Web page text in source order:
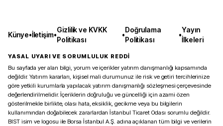
Künye•İletişim•
Gizlilik ve KVKK
Politikası
•
Doğrulama
Politikası
•
Yayın
İlkeleri
YASAL UYARI VE SORUMLULUK REDDİ
Bu sayfada yer alan bilgi, yorum ve içerikler yatırım danışmanlığı kapsamında
değildir. Yatırım kararları, kişisel mali durumunuz ile risk ve getiri tercihlerinize
göre yetkili kurumlarla yapılacak yatırım danışmanlığı sözleşmesi çerçevesinde
değerlendirilmelidir. İçeriklerin doğruluğu ve güncelliği için azami özen
gösterilmekle birlikte, olası hata, eksiklik, gecikme veya bu bilgilerin
kullanımından doğabilecek zararlardan İstanbul Ticaret Odası sorumlu değildir.
BIST isim ve logosu ile Borsa İstanbul A.Ş. adına açıklanan tüm bilgi ve verilerin